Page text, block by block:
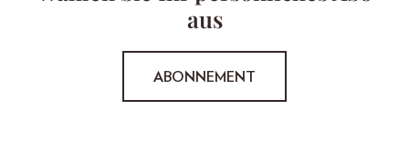
aus
ABONNEMENT